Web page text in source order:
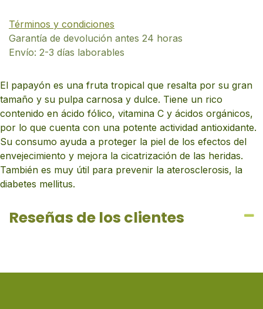
Términos y condiciones
Garantía de devolución antes 24 horas
Envío: 2-3 días laborables
El papayón es una fruta tropical que resalta por su gran
tamaño y su pulpa carnosa y dulce. Tiene un rico
contenido en ácido fólico, vitamina C y ácidos orgánicos,
por lo que cuenta con una potente actividad antioxidante.
Su consumo ayuda a proteger la piel de los efectos del
envejecimiento y mejora la cicatrización de las heridas.
También es muy útil para prevenir la aterosclerosis, la
diabetes mellitus.
Reseñas de los clientes